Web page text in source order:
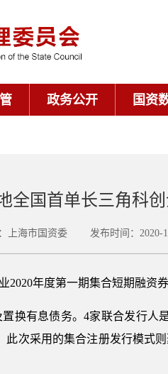
政务公开 国资
全国首单长三角科
上海市国资委 发布时间：2020-
年度第一期集合短期融资
换有息债务。4家联合发行人
次采用的集合注册发行模式